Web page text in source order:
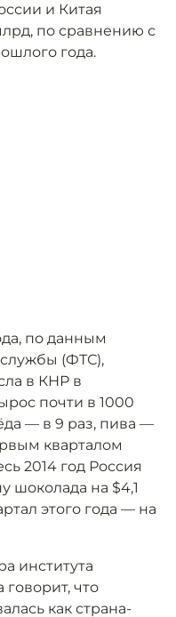
и Китая
по сравнению с
года.
по данным
(ФТС),
в КНР в
почти в 1000
— в 9 раз, пива —
кварталом
2014 год Россия
шоколада на $4,1
этого года — на
института
что
как страна-